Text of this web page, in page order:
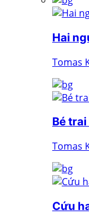
Hai
Tomas
Bé
Tomas
Cứu